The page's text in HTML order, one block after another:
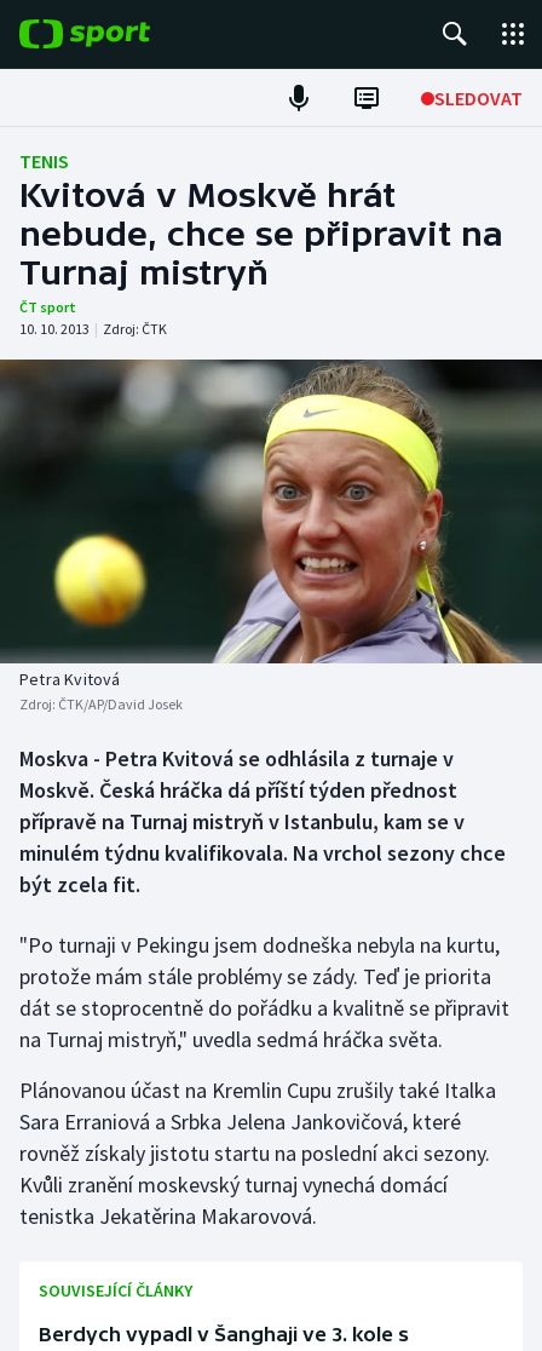
SLEDOVAT
Fotbal
Hokej
Tenis
Atletika
Cyklistika
DALŠÍ SPORTY
Baseball a softbal
Basketbal
Biatlon
Box
Curling
Florbal
Golf
Gymnastika
Házená
Soutěže
Historické návraty
Aplikace ČT sport
TENIS
Kvitová v Moskvě hrát
nebude, chce se připravit na
Turnaj mistryň
ČT sport
10. 10. 2013 | Zdroj: ČTK
Petra Kvitová
Zdroj: ČTK/AP/David Josek
Moskva - Petra Kvitová se odhlásila z turnaje v
Moskvě. Česká hráčka dá příští týden přednost
přípravě na Turnaj mistryň v Istanbulu, kam se v
minulém týdnu kvalifikovala. Na vrchol sezony chce
být zcela fit.
"Po turnaji v Pekingu jsem dodneška nebyla na kurtu,
protože mám stále problémy se zády. Teď je priorita
dát se stoprocentně do pořádku a kvalitně se připravit
na Turnaj mistryň," uvedla sedmá hráčka světa.
Plánovanou účast na Kremlin Cupu zrušily také Italka
Sara Erraniová a Srbka Jelena Jankovičová, které
rovněž získaly jistotu startu na poslední akci sezony.
Kvůli zranění moskevský turnaj vynechá domácí
tenistka Jekatěrina Makarovová.
SOUVISEJÍCÍ ČLÁNKY
Berdych vypadl v Šanghaji ve 3. kole s